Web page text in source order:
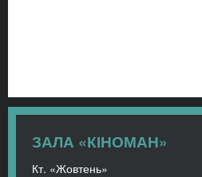
ЗАЛА «КІНОМАН»
Кт. «Жовтень»